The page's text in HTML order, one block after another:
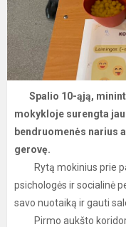
Spalio 10-ąją, minint
mokykloje surengta
bendruomenės narius
gerovę.
Rytą mokinius prie
psichologės ir socialinė
savo nuotaiką ir gauti
Pirmo aukšto